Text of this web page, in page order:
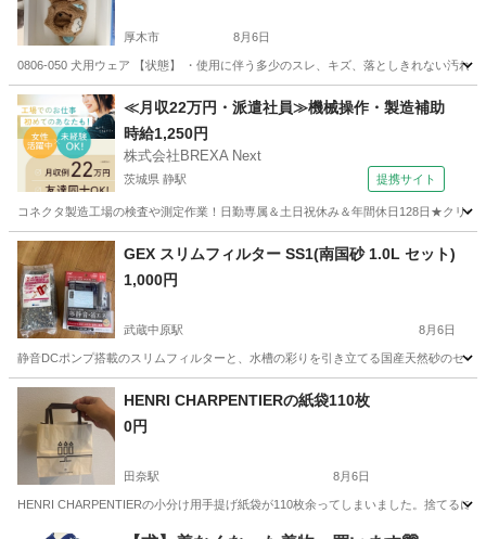
厚木市 8月6日
0806-050 犬用ウェア 【状態】 ・使用に伴う多少のスレ、キズ、落としきれない汚
神奈川 厚木市 その他 現地
≪月収22万円・派遣社員≫機械操作・製造補助
時給1,250円
株式会社BREXA Next
茨城県 静駅 提携サイト
コネクタ製造工場の検査や測定作業！日勤専属＆土日祝休み＆年間休日128日★クリ
茨城 常陸大宮市 静駅
GEX スリムフィルター SS1(南国砂 1.0L セット)
1,000円
武蔵中原駅 8月6日
静音DCポンプ搭載のスリムフィルターと、水槽の彩りを引き立てる国産天然砂のセ
神奈川 川崎市 GEX
HENRI CHARPENTIERの紙袋110枚
0円
田奈駅 8月6日
HENRI CHARPENTIERの小分け用手提げ紙袋が110枚余ってしまいました。捨てるに